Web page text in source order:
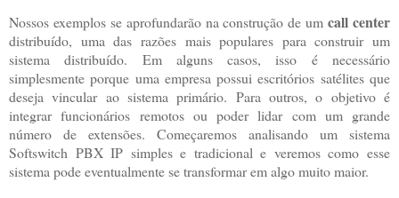
Nossos exemplos se aprofundarão na construção de umcall center
distribuído, uma das razões mais populares para construir um
sistema distribuído. Em alguns casos, isso é necessário
simplesmente porque uma empresa possui escritórios satélites que
deseja vincular ao sistema primário. Para outros, o objetivo é
integrar funcionários remotos ou poder lidar com um grande
número de extensões. Começaremos analisando um sistema
Softswitch PBX IP simples e tradicional e veremos como esse
sistema pode eventualmente se transformar em algo muito maior.